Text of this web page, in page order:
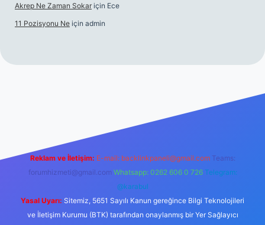
Akrep Ne Zaman Sokar için Ece
11 Pozisyonu Ne için admin
Reklam ve İletişim: E-mail: backlinkpaneli@gmail.com Teams:
forumhizmeti@gmail.com Whatsapp: 0262 606 0 726 Telegram:
@karabul
Yasal Uyarı: Sitemiz, 5651 Sayılı Kanun gereğince Bilgi Teknolojileri
ve İletişim Kurumu (BTK) tarafından onaylanmış bir Yer Sağlayıcı